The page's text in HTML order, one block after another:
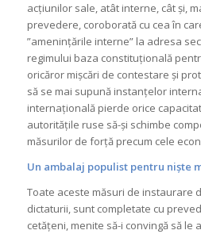
acțiunilor sale, atât interne, cât și,
prevedere, coroborată cu cea în
”amenințările interne” la adresa
regimului baza constituțională
oricăror mișcări de contestare și
să se mai supună instanțelor
internațională pierde orice
autoritățile ruse să-și schimbe
măsurilor de forță precum cele
Un ambalaj populist pentru niște
Toate aceste măsuri de instaurare
dictaturii, sunt completate cu
cetățeni, menite să-i convingă să le